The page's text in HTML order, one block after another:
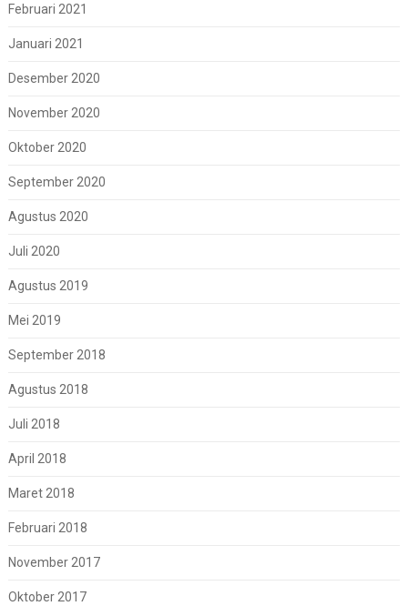
Februari 2021
Januari 2021
Desember 2020
November 2020
Oktober 2020
September 2020
Agustus 2020
Juli 2020
Agustus 2019
Mei 2019
September 2018
Agustus 2018
Juli 2018
April 2018
Maret 2018
Februari 2018
November 2017
Oktober 2017